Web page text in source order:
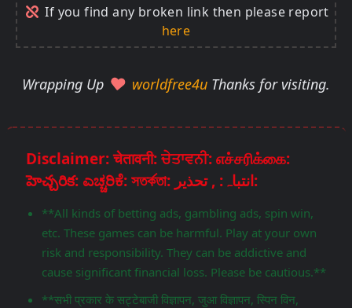
If you find any broken link then please report
here
Wrapping Up worldfree4u Thanks for visiting.
Disclaimer: चेतावनी: ਚੇਤਾਵਨੀ: எச்சரிக்கை:
హెచ్చరిక: ಎಚ್ಚರಿಕೆ: সতর্কতা: انتباہ: , تحذير:
**All kinds of betting ads, gambling ads, spin win,
etc. These games can be harmful. Play at your own
risk and responsibility. They can be addictive and
cause significant financial loss. Please be cautious.**
**सभी प्रकार के सट्टेबाजी विज्ञापन, जुआ विज्ञापन, स्पिन विन,